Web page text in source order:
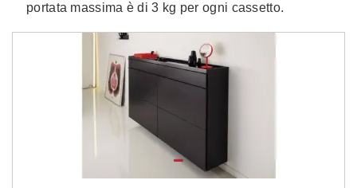
portata massima è di 3 kg per ogni cassetto.